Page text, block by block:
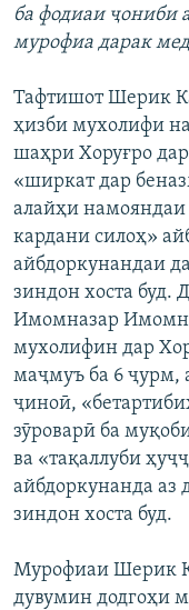
ба фодиаи ҷониби
мурофиа дарак
Тафтишот Шерик
ҳизби мухолифи
шаҳри Хоруғро
«ширкат дар
алайҳи намояндаи
кардани силоҳ»
айбдоркунандаи
зиндон хоста буд.
Имомназар
мухолифин дар
маҷмуъ ба 6 ҷурм,
ҷиноӣ,
зӯроварӣ ба
ва «тақаллуби
айбдоркунанда аз
зиндон хоста буд.
Мурофиаи Шерик
дувумин додгоҳи